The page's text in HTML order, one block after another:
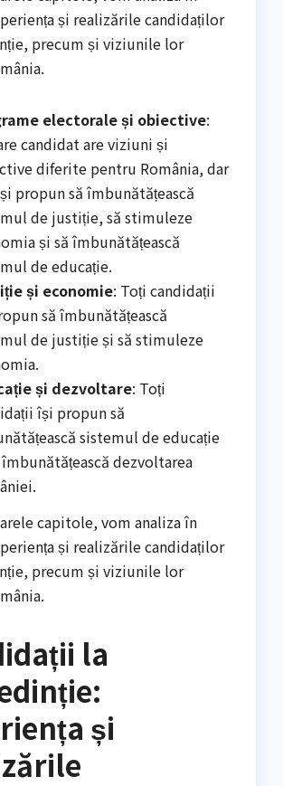
și realizările candidaților
precum și viziunile lor
electorale și obiective:
candidat are viziuni și
diferite pentru România, dar
propun să îmbunătățească
de justiție, să stimuleze
și să îmbunătățească
de educație.
și economie: Toți candidații
să îmbunătățească
de justiție și să stimuleze
și dezvoltare: Toți
își propun să
sistemul de educație
dezvoltarea
capitole, vom analiza în
și realizările candidaților
precum și viziunile lor
la
și